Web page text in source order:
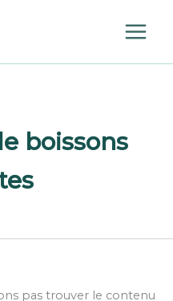
boissons
pas trouver le contenu